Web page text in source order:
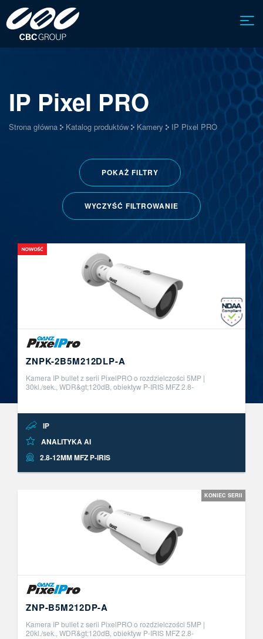
IP Pixel PRO
Strona główna Katalog produktów Kamery IP Pixel PRO
POKAŻ FILTRY
WYCZYŚĆ FILTROWANIE
ZNPK-2B5M212DLP-A
Kamera IP bullet z serii PixelPRO o rozdzielczości 5MP |
30kl./sek., WDR&gt;120dB, obiektyw P-IRIS MFZ 2.8-
IP
ANALITYKA AI
2.8-12MM MFZ P-IRIS
KONIEC SERII
ZNP-B5M212DP-A
Kamera IP bullet z serii PixelPRO o rozdzielczości 5MP |
20kl./sek., WDR&gt;120dB, obiektyw P-IRIS MFZ 2.8-